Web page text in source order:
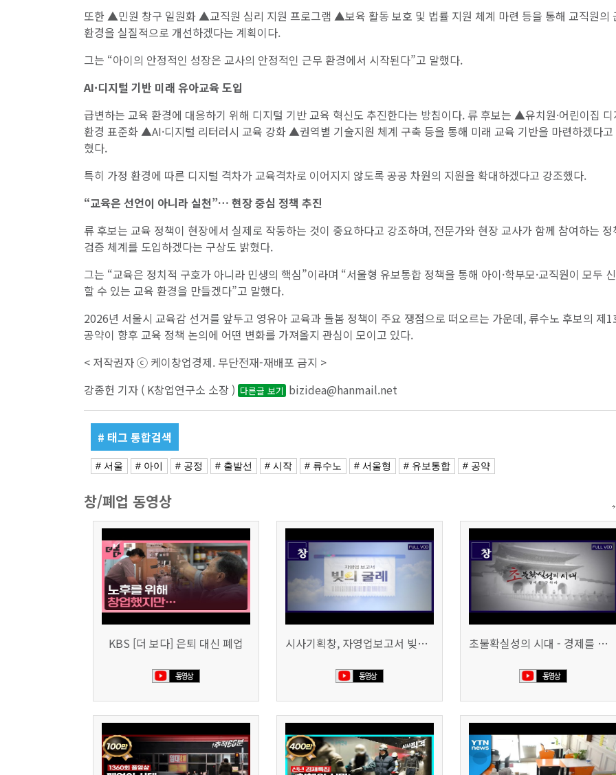
또한 ▲민원 창구 일원화 ▲교직원 심리 지원 프로그램 ▲보육 활동 보호 및 법률 지원 체계 마련 등을 통해 교직원의
환경을 실질적으로 개선하겠다는 계획이다.
그는 “아이의 안정적인 성장은 교사의 안정적인 근무 환경에서 시작된다”고 말했다.
AI·디지털 기반 미래 유아교육 도입
급변하는 교육 환경에 대응하기 위해 디지털 기반 교육 혁신도 추진한다는 방침이다. 류 후보는 ▲유치원·어린이집
환경 표준화 ▲AI·디지털 리터러시 교육 강화 ▲권역별 기술지원 체계 구축 등을 통해 미래 교육 기반을 마련하겠다고
혔다.
특히 가정 환경에 따른 디지털 격차가 교육격차로 이어지지 않도록 공공 차원의 지원을 확대하겠다고 강조했다.
“교육은 선언이 아니라 실천”… 현장 중심 정책 추진
류 후보는 교육 정책이 현장에서 실제로 작동하는 것이 중요하다고 강조하며, 전문가와 현장 교사가 함께 참여하는 정
검증 체계를 도입하겠다는 구상도 밝혔다.
그는 “교육은 정치적 구호가 아니라 민생의 핵심”이라며 “서울형 유보통합 정책을 통해 아이·학부모·교직원이 모두
할 수 있는 교육 환경을 만들겠다”고 말했다.
2026년 서울시 교육감 선거를 앞두고 영유아 교육과 돌봄 정책이 주요 쟁점으로 떠오르는 가운데, 류수노 후보의 제1
공약이 향후 교육 정책 논의에 어떤 변화를 가져올지 관심이 모이고 있다.
< 저작권자 ⓒ 케이창업경제. 무단전재-재배포 금지 >
강종헌 기자 ( K창업연구소 소장 ) 다른글 보기 bizidea@hanmail.net
# 태그 통합검색
# 서울 # 아이 # 공정 # 출발선 # 시작 # 류수노 # 서울형 # 유보통합 # 공약
창/폐업 동영상
KBS [더 보다] 은퇴 대신 폐업 시사기획창, 자영업보고서 빚의 굴레 507회 (KBS 25.6.10) 초불확실성의 시대 - 경제를 구하라 494회 (KBS 25.2.11)